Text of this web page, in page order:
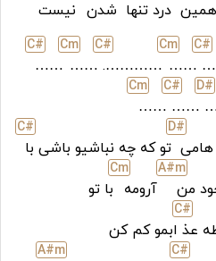
همین درد تنها شدن نیست
C#
……
Cm
………….
C#
……
Cm
……
C#
D#
……
C#
……
Cm
هامی
D#
تو که چه نباشیو باشی با
C#
من
A#m
آرومه
Cm
با تو
عذ
C#
ابمو کم کن
C#
A#m